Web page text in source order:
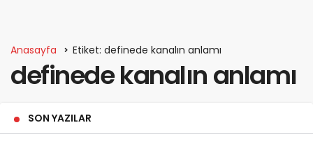
Anasayfa Etiket: definede kanalın anlamı
definede kanalın anlamı
SON YAZILAR